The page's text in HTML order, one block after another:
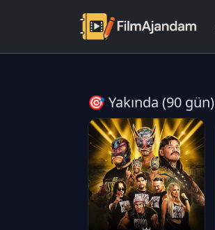
🎯 Yakında (90 gün)